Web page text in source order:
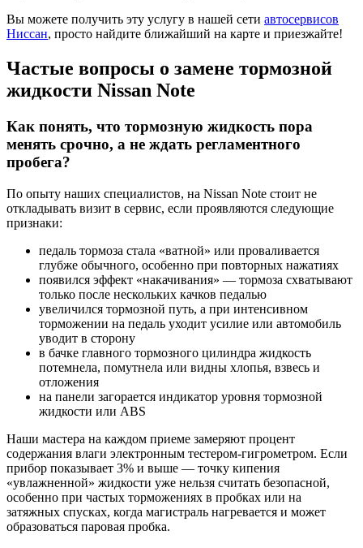
Вы можете получить эту услугу в нашей сети автосервисов
Ниссан, просто найдите ближайший на карте и приезжайте!
Частые вопросы о замене тормозной
жидкости Nissan Note
Как понять, что тормозную жидкость пора
менять срочно, а не ждать регламентного
пробега?
По опыту наших специалистов, на Nissan Note стоит не
откладывать визит в сервис, если проявляются следующие
признаки:
педаль тормоза стала «ватной» или проваливается
глубже обычного, особенно при повторных нажатиях
появился эффект «накачивания» — тормоза схватывают
только после нескольких качков педалью
увеличился тормозной путь, а при интенсивном
торможении на педаль уходит усилие или автомобиль
уводит в сторону
в бачке главного тормозного цилиндра жидкость
потемнела, помутнела или видны хлопья, взвесь и
отложения
на панели загорается индикатор уровня тормозной
жидкости или ABS
Наши мастера на каждом приеме замеряют процент
содержания влаги электронным тестером-гигрометром. Если
прибор показывает 3% и выше — точку кипения
«увлажненной» жидкости уже нельзя считать безопасной,
особенно при частых торможениях в пробках или на
затяжных спусках, когда магистраль нагревается и может
образоваться паровая пробка.